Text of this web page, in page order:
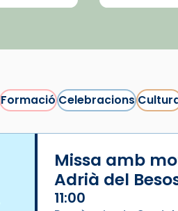
FormacióCelebracions
Missa amb
Adrià del
11:00